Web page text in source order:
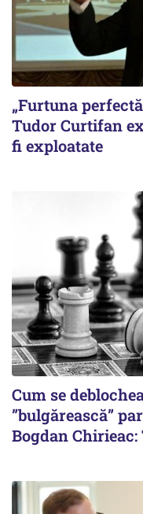
„Furtuna
Tudor Curtifan
fi exploatate
Cum se
”bulgărească”
Bogdan Chirieac: